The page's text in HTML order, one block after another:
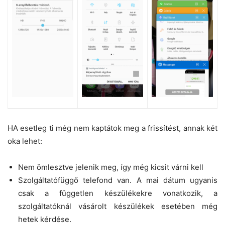
HA esetleg ti még nem kaptátok meg a frissítést, annak két
oka lehet:
Nem ömlesztve jelenik meg, így még kicsit várni kell
Szolgáltatófüggő telefond van. A mai dátum ugyanis
csak a független készülékekre vonatkozik, a
szolgáltatóknál vásárolt készülékek esetében még
hetek kérdése.